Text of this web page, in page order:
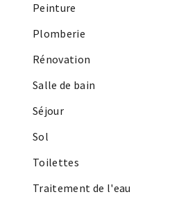
Peinture
Plomberie
Rénovation
Salle de bain
Séjour
Sol
Toilettes
Traitement de l'eau